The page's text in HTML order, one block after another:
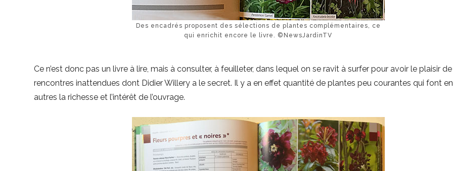
Des encadrés proposent des sélections de plantes complémentaires, ce
qui enrichit encore le livre. ©NewsJardinTV
Ce n’est donc pas un livre à lire, mais à consulter, à feuilleter, dans lequel on se ravit à surfer pour avoir le plaisir de
rencontres inattendues dont Didier Willery a le secret. Il y a en effet quantité de plantes peu courantes qui font
autres la richesse et l’intérêt de l’ouvrage.